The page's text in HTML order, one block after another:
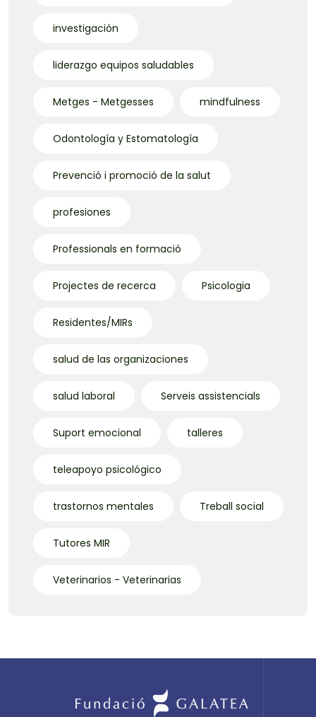
investigación
liderazgo equipos saludables
Metges - Metgesses mindfulness
Odontología y Estomatología
Prevenció i promoció de la salut
profesiones
Professionals en formació
Projectes de recerca Psicologia
Residentes/MIRs
salud de las organizaciones
salud laboral Serveis assistencials
Suport emocional talleres
teleapoyo psicológico
trastornos mentales Treball social
Tutores MIR
Veterinarios - Veterinarias